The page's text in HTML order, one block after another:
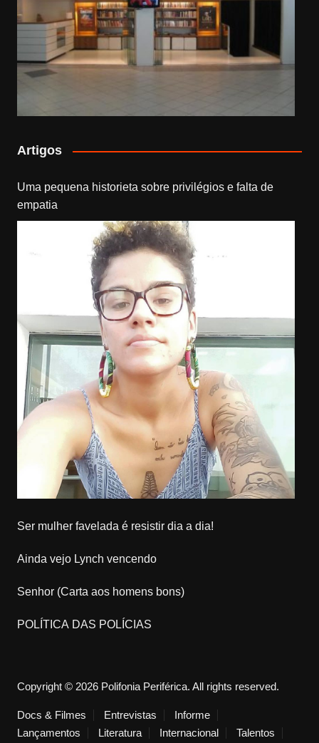
Artigos
Uma pequena historieta sobre privilégios e falta de
empatia
Ser mulher favelada é resistir dia a dia!
Ainda vejo Lynch vencendo
Senhor (Carta aos homens bons)
POLÍTICA DAS POLÍCIAS
Copyright © 2026 Polifonia Periférica. All rights reserved.
Docs & Filmes Entrevistas
Informe
Lançamentos
Literatura Internacional Talentos